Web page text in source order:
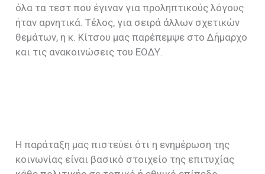
όλα τα τεστ που έγιναν για προληπτικούς λόγους
ήταν αρνητικά. Τέλος, για σειρά άλλων σχετικών
θεμάτων, η κ. Κίτσου μας παρέπεμψε στο Δήμαρχο
και τις ανακοινώσεις του ΕΟΔΥ.
Η παράταξη μας πιστεύει ότι η ενημέρωση της
κοινωνίας είναι βασικό στοιχείο της επιτυχίας